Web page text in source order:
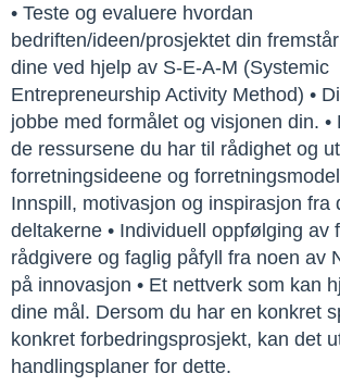
• Teste og evaluere hvordan
bedriften/ideen/prosjektet din
dine ved hjelp av S-E-A-M (Systemic
Entrepreneurship Activity Method) •
jobbe med formålet og visjonen din. •
de ressursene du har til rådighet og
forretningsideene og
Innspill, motivasjon og inspirasjon fra
deltakerne • Individuell oppfølging av
rådgivere og faglig påfyll fra noen av
på innovasjon • Et nettverk som kan
dine mål. Dersom du har en konkret
konkret forbedringsprosjekt, kan det
handlingsplaner for dette.